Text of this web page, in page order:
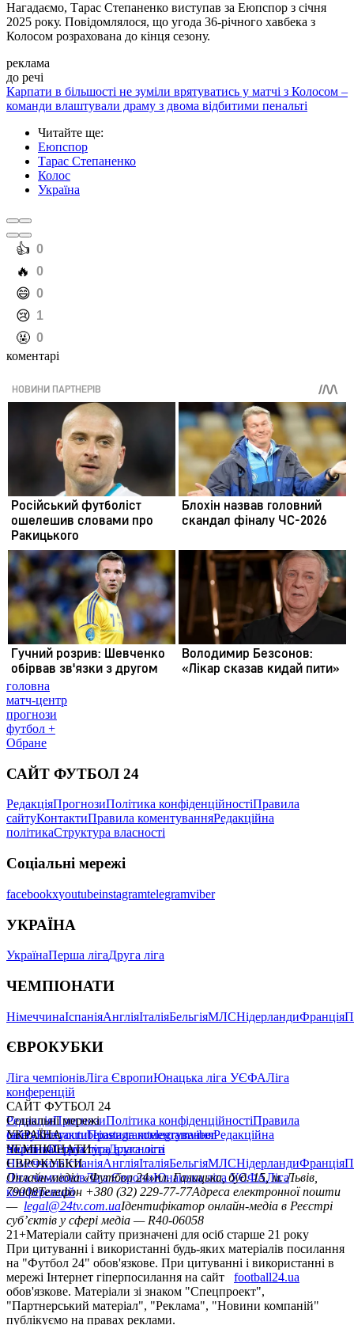
Нагадаємо, Тарас Степаненко виступав за Еюпспор з січня
2025 року. Повідомлялося, що угода 36-річного хавбека з
Колосом розрахована до кінця сезону.
реклама
до речі
Карпати в більшості не зуміли врятуватись у матчі з Колосом –
команди влаштували драму з двома відбитими пенальті
Читайте ще:
Еюпспор
Тарас Степаненко
Колос
Україна
️👍 0
️🔥 0
️😄 0
️😢 1
️🤬 0
коментарі
головна
матч-центр
прогнози
футбол +
Обране
САЙТ ФУТБОЛ 24
РедакціяПрогнозиПолітика конфіденційностіПравила
сайтуКонтактиПравила коментуванняРедакційна
політикаСтруктура власності
Соціальні мережі
facebookxyoutubeinstagramtelegramviber
УКРАЇНА
УкраїнаПерша лігаДруга ліга
ЧЕМПІОНАТИ
НімеччинаІспаніяАнгліяІталіяБельгіяМЛСНідерландиФранція
ЄВРОКУБКИ
Ліга чемпіонівЛіга ЄвропиЮнацька ліга УЄФАЛіга
конференцій
САЙТ ФУТБОЛ 24
РедакціяПрогнозиПолітика конфіденційностіПравила
сайтуКонтактиПравила коментуванняРедакційна
політикаСтруктура власності
Соціальні мережі
facebookxyoutubeinstagramtelegramviber
УКРАЇНА
УкраїнаПерша лігаДруга ліга
ЧЕМПІОНАТИ
НімеччинаІспаніяАнгліяІталіяБельгіяМЛСНідерландиФранція
ЄВРОКУБКИ
Ліга чемпіонівЛіга ЄвропиЮнацька ліга УЄФАЛіга
конференцій
Онлайн-медіа «Футбол 24»пл. Галицька, буд. 15, м. Львів,
79008Телефон +380 (32) 229-77-77Адреса електронної пошти
— legal@24tv.com.uaІдентифікатор онлайн-медіа в Реєстрі
суб’єктів у сфері медіа — R40-06058
21+Матеріали сайту призначені для осіб старше 21 року
При цитуванні і використанні будь-яких матеріалів посилання
на "Футбол 24" обов'язкове. При цитуванні і використанні в
мережі Інтернет гіперпосилання на сайт
football24.ua
обов'язкове. Матеріали зі знаком "Спецпроект",
"Партнерський матеріал", "Реклама", "Новини компаній"
публікуємо на правах реклами.